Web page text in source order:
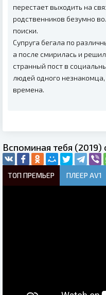
перестает выходить на
родственников безумно
поиски.
Супруга бегала по
а после смирилась и
странный пост в
людей одного
времена.
Вспоминая тебя (2019)
ТОП ПРЕМЬЕР ПЛЕЕР AV1